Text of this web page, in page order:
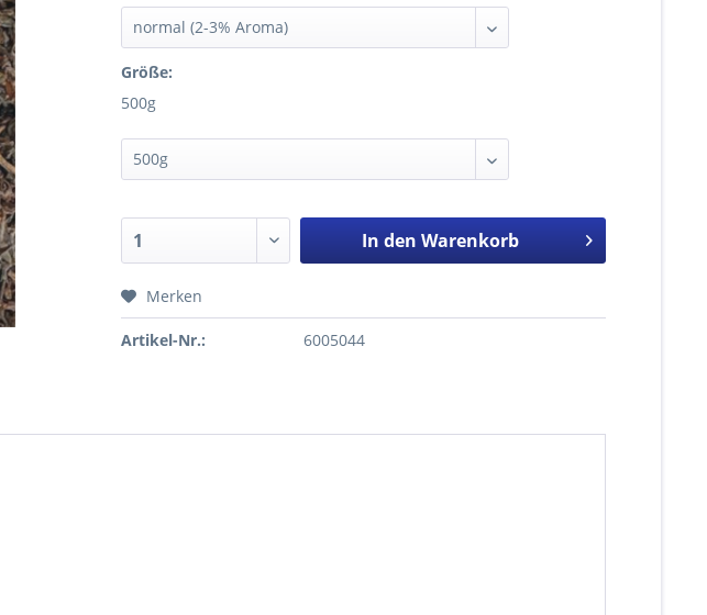
Größe:
500g
In den Warenkorb
Merken
Artikel-Nr.: 6005044